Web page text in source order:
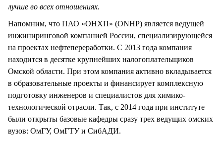
лучше во всех отношениях.
Напомним, что ПАО «ОНХП» (ONHP) является ведущей
инжиниринговой компанией России, специализирующейся
на проектах нефтепереработки. С 2013 года компания
находится в десятке крупнейших налогоплательщиков
Омской области. При этом компания активно вкладывается
в образовательные проекты и финансирует комплексную
подготовку инженеров и специалистов для химико-
технологической отрасли. Так, с 2014 года при институте
были открыты базовые кафедры сразу трех ведущих омских
вузов: ОмГУ, ОмГТУ и СибАДИ.